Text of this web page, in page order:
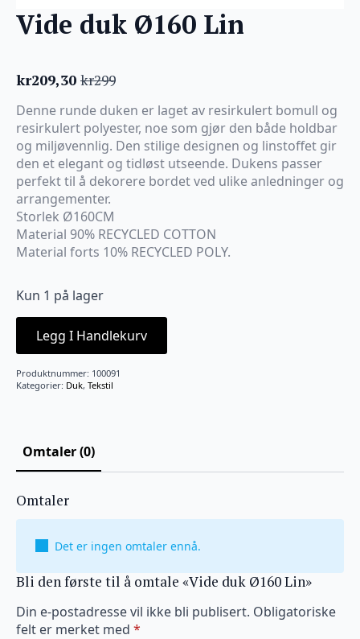
Vide duk Ø160 Lin
kr299
Opprinnelig
pris
var:
kr299.
kr209,30
Nåværende
pris
er:
kr209,30.
Denne runde duken er laget av resirkulert bomull og
resirkulert polyester, noe som gjør den både holdbar
og miljøvennlig. Den stilige designen og linstoffet gir
den et elegant og tidløst utseende. Dukens passer
perfekt til å dekorere bordet ved ulike anledninger og
arrangementer.
Storlek Ø160CM
Material 90% RECYCLED COTTON
Material forts 10% RECYCLED POLY.
Kun 1 på lager
Legg I Handlekurv
Produktnummer: 100091
Kategorier: Duk, Tekstil
Omtaler (0)
Omtaler
Det er ingen omtaler ennå.
Bli den første til å omtale «Vide duk Ø160 Lin»
Din e-postadresse vil ikke bli publisert. Obligatoriske
felt er merket med *